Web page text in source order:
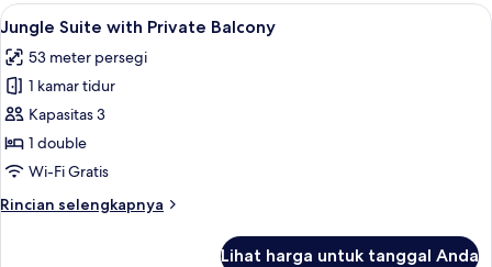
Lihat
semua
foto
untuk
Jungle
Suite
with
Balcony
Jungle Suite with Private Balcony |
8
Jungle Suite with Private Balcony
53 meter persegi
1 kamar tidur
Kapasitas 3
1 double
Wi-Fi Gratis
Rincian selengkapnya
Rincian
Lihat harga untuk tanggal Anda